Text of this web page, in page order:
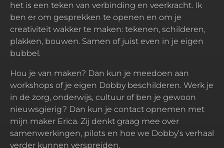
het is een teken van verbinding en veerkracht. Ik
ben er om gesprekken te openen en om je
creativiteit wakker te maken: tekenen, schilderen,
plakken, bouwen. Samen of juist even in je eigen
bubbel.
Hou je van maken? Dan kun je meedoen aan
workshops of je eigen Dobby beschilderen. Werk je
in de zorg, onderwijs, cultuur of ben je gewoon
nieuwsgierig? Dan kun je contact opnemen met
mijn maker Erica. Zij denkt graag mee over
samenwerkingen, pilots en hoe we Dobby’s verhaal
verder kunnen verspreiden.